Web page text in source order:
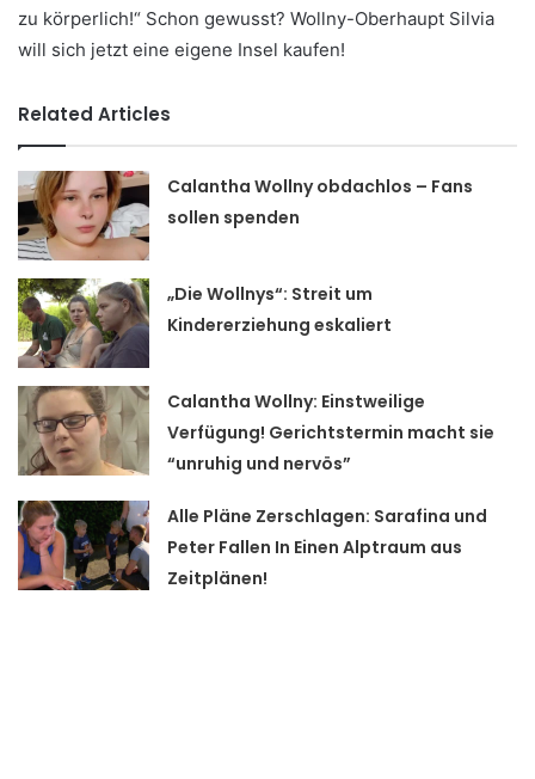
zu körperlich!“ Schon gewusst? Wollny-Oberhaupt Silvia
will sich jetzt eine eigene Insel kaufen!
Related Articles
Calantha Wollny obdachlos – Fans
sollen spenden
„Die Wollnys“: Streit um
Kindererziehung eskaliert
Calantha Wollny: Einstweilige
Verfügung! Gerichtstermin macht sie
“unruhig und nervös”
Alle Pläne Zerschlagen: Sarafina und
Peter Fallen In Einen Alptraum aus
Zeitplänen!